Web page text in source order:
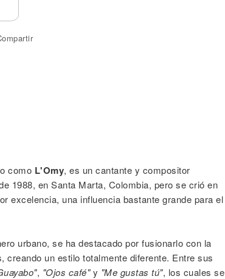
como L'Omy, es un cantante y compositor
1988, en Santa Marta, Colombia, pero se crió en
excelencia, una influencia bastante grande para el
urbano, se ha destacado por fusionarlo con la
creando un estilo totalmente diferente. Entre sus
, "Ojos café"y "Me gustas tú", los cuales se